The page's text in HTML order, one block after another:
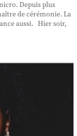
Depuis plus
de cérémonie. La
aussi. Hier soir,